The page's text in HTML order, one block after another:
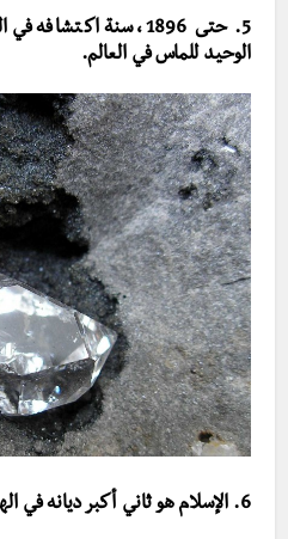
5. حتى 1896، سنة
الوحيد للماس في العالم.
6. الإسلام هو ثاني أكبر ديانه في الهند